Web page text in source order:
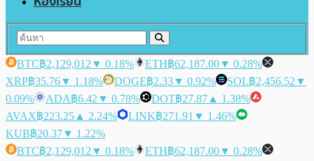
BTC฿2,129,012 ▼ 0.18% ETH฿62,187.00▼ 0.28%
XRP฿35.76▼ 1.18% DOGE฿2.33▼ 0.92% SOL฿2,456.52 ▼
0.09%
ADA฿6.42 ▼ 0.78% DOT฿27.87 ▲ 1.38%
AVAX฿223.25 ▲ 2.24% LINK฿271.91 ▼ 1.46%
KUB฿20.37▼ 1.22%
BTC฿2,129,012 ▼ 0.18% ETH฿62,187.00▼ 0.28%